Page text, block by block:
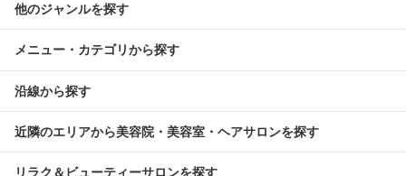
他のジャンルを探す
メニュー・カテゴリから探す
沿線から探す
近隣のエリアから美容院・美容室・ヘアサロンを探す
リラク＆ビューティーサロンを探す